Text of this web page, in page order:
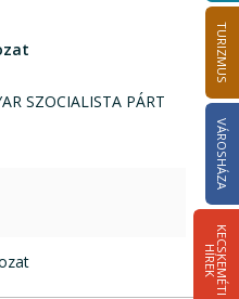
TURIZMUS
VÁROSHÁZA
K
E
C
S
K
E
M
É
T
I
HÍ
R
E
K
SZOCIALISTA PÁRT